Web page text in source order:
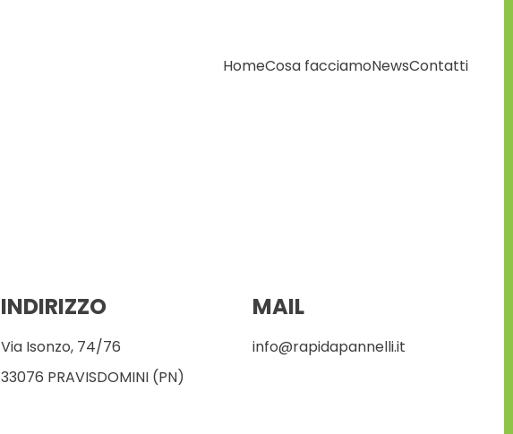
HomeCosa facciamoNewsContatti
INDIRIZZO
Via Isonzo, 74/76
33076 PRAVISDOMINI (PN)
MAIL
info@rapidapannelli.it